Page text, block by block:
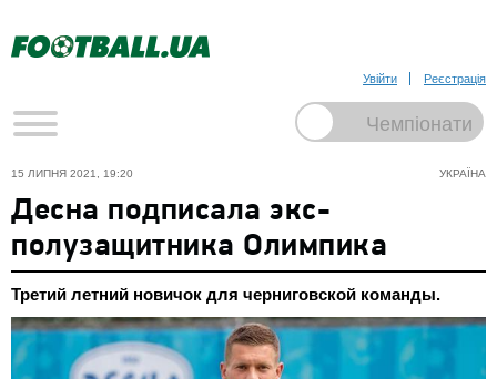
Увійти Реєстрація
УКРАЇНА
15 ЛИПНЯ 2021, 19:20
Десна подписала экс-
полузащитника Олимпика
Третий летний новичок для черниговской команды.